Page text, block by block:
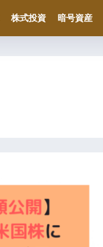
株式投資 暗号資産